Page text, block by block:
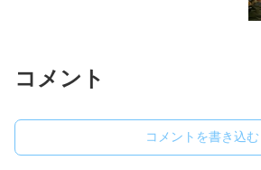
コメント
コメントを書き込む